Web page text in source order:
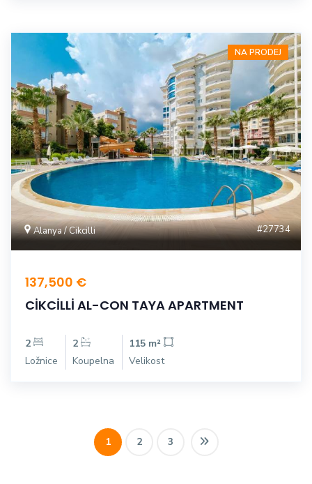
NA PRODEJ
Alanya / Cikcilli #27734
137,500 €
CİKCİLLİ AL-CON TAYA APARTMENT
2
Ložnice
2
Koupelna
115 m²
Velikost
1 2 3